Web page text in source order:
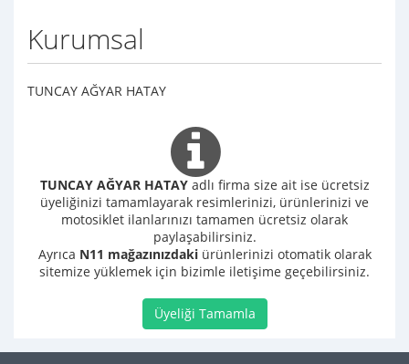
Kurumsal
TUNCAY AĞYAR HATAY
TUNCAY AĞYAR HATAY adlı firma size ait ise ücretsiz
üyeliğinizi tamamlayarak resimlerinizi, ürünlerinizi ve
motosiklet ilanlarınızı tamamen ücretsiz olarak
paylaşabilirsiniz.
Ayrıca N11 mağazınızdakiürünlerinizi otomatik olarak
sitemize yüklemek için bizimle iletişime geçebilirsiniz.
Üyeliği Tamamla